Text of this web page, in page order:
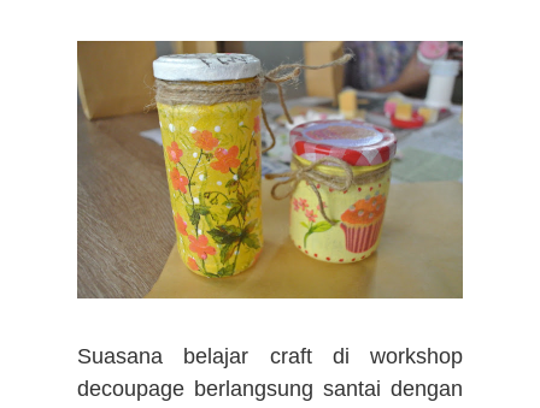
Suasana belajar craft di workshop
decoupage berlangsung santai dengan